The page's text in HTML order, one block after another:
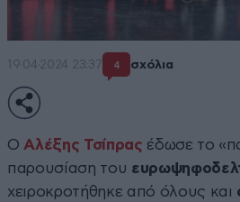
19·04·2024 23:37 4 σχόλια
Ο Αλέξης Τσίπρας έδωσε το
παρουσίαση του
χειροκροτήθηκε από όλους και